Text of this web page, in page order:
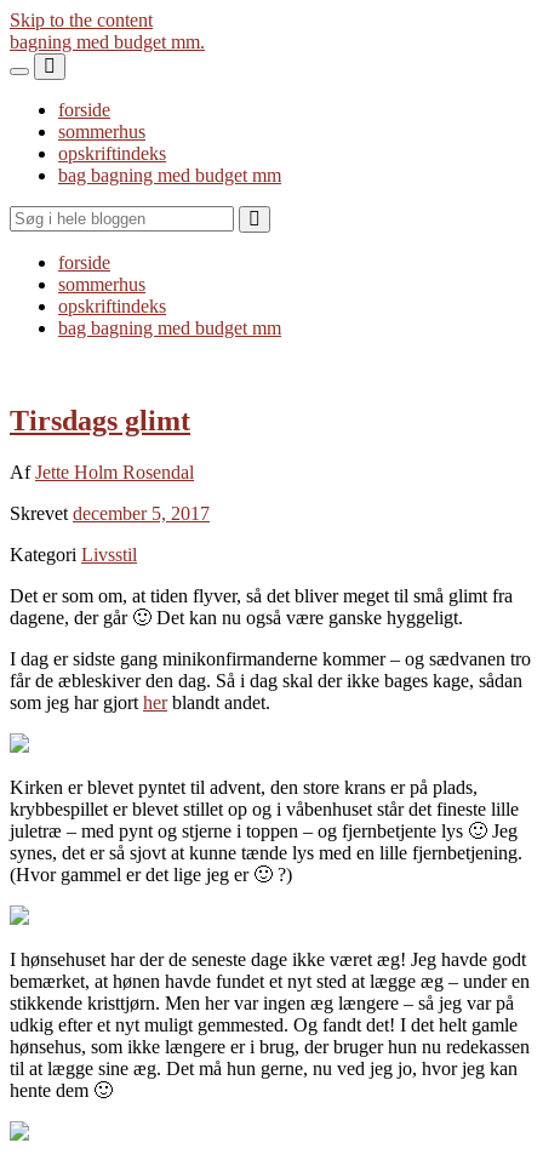
Skip to the content
bagning med budget mm.
Toggle
mobile
menu
Toggle
the
search
field
forside
sommerhus
opskriftindeks
bag bagning med budget mm
forside
sommerhus
opskriftindeks
bag bagning med budget mm
Tirsdags glimt
AfJette Holm Rosendal
Skrevet december 5, 2017
Kategori Livsstil
Det er som om, at tiden flyver, så det bliver meget til små glimt fra
dagene, der går 🙂 Det kan nu også være ganske hyggeligt.
I dag er sidste gang minikonfirmanderne kommer – og sædvanen tro
får de æbleskiver den dag. Så i dag skal der ikke bages kage, sådan
som jeg har gjort herblandt andet.
Kirken er blevet pyntet til advent, den store krans er på plads,
krybbespillet er blevet stillet op og i våbenhuset står det fineste lille
juletræ – med pynt og stjerne i toppen – og fjernbetjente lys 🙂 Jeg
synes, det er så sjovt at kunne tænde lys med en lille fjernbetjening.
(Hvor gammel er det lige jeg er 🙂 ?)
I hønsehuset har der de seneste dage ikke været æg! Jeg havde godt
bemærket, at hønen havde fundet et nyt sted at lægge æg – under en
stikkende kristtjørn. Men her var ingen æg længere – så jeg var på
udkig efter et nyt muligt gemmested. Og fandt det! I det helt gamle
hønsehus, som ikke længere er i brug, der bruger hun nu redekassen
til at lægge sine æg. Det må hun gerne, nu ved jeg jo, hvor jeg kan
hente dem 🙂